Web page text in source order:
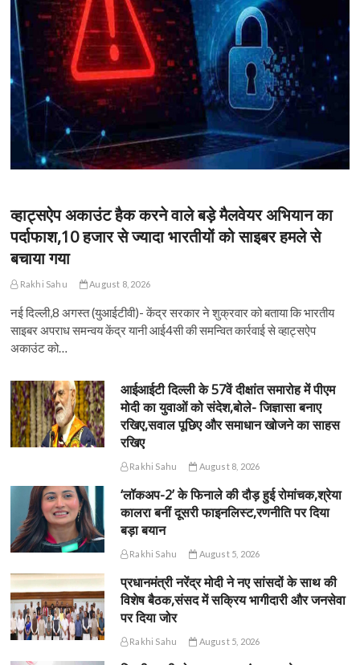
व्हाट्सऐप अकाउंट हैक करने वाले बड़े मैलवेयर अभियान का
पर्दाफाश,10 हजार से ज्यादा भारतीयों को साइबर हमले से
बचाया गया
Rakhi Sahu August 8, 2026
नई दिल्ली,8 अगस्त (युआईटीवी)- केंद्र सरकार ने शुक्रवार को बताया कि भारतीय
साइबर अपराध समन्वय केंद्र यानी आई4सी की समन्वित कार्रवाई से व्हाट्सऐप
अकाउंट को…
आईआईटी दिल्ली के 57वें दीक्षांत समारोह में पीएम
मोदी का युवाओं को संदेश,बोले- जिज्ञासा बनाए
रखिए,सवाल पूछिए और समाधान खोजने का साहस
रखिए
Rakhi Sahu August 8, 2026
‘लॉकअप-2’ के फिनाले की दौड़ हुई रोमांचक,श्रेया
कालरा बनीं दूसरी फाइनलिस्ट,रणनीति पर दिया
बड़ा बयान
Rakhi Sahu August 5, 2026
प्रधानमंत्री नरेंद्र मोदी ने नए सांसदों के साथ की
विशेष बैठक,संसद में सक्रिय भागीदारी और जनसेवा
पर दिया जोर
Rakhi Sahu August 5, 2026